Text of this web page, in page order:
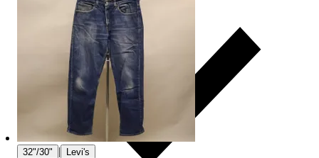
32"/30" | Levi's